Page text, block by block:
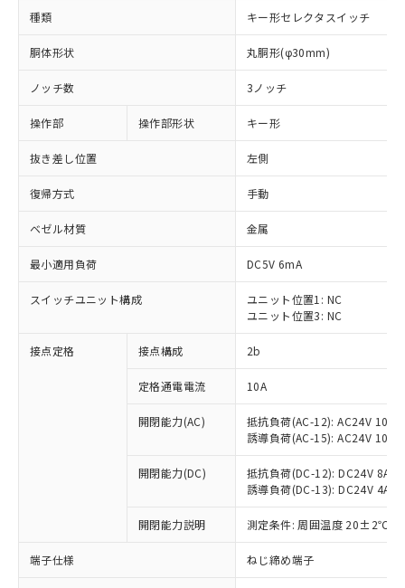
種類 キー形セレクタスイッチ
胴体形状 丸胴形(φ30mm)
ノッチ数 3ノッチ
操作部 操作部形状 キー形
抜き差し位置 左側
復帰方式 手動
ベゼル材質 金属
最小適用負荷 DC5V 6mA
スイッチユニット構成
ユニット位置1: NC
ユニット位置3: NC
接点定格 接点構成 2b
定格通電電流 10A
開閉能力(AC)
抵抗負荷(AC-12): AC24V 10A/
誘導負荷(AC-15): AC24V
開閉能力(DC)
抵抗負荷(DC-12): DC24V 8A/
誘導負荷(DC-13): DC24V 4A/
開閉能力説明 測定条件: 周囲温度 20±2℃、
端子仕様 ねじ締め端子
ご利用条件
以下の条件をお読みいただき、同意のうえ
対応済み：EU RoHS指令（10物質）の
非含有に対応した製品が提供可能な商品で
対応予定：EU RoHS指令（10物質）の非含
有に対応した製品に切り替える予定のある
対応予定なし：EU RoHS指令（10物質）の
非含有に非対応の商品で、対応品を出す予